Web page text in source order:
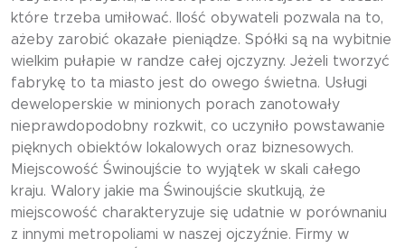
które trzeba umiłować. Ilość obywateli pozwala na to,
ażeby zarobić okazałe pieniądze. Spółki są na wybitnie
wielkim pułapie w randze całej ojczyzny. Jeżeli tworzyć
fabrykę to ta miasto jest do owego świetna. Usługi
deweloperskie w minionych porach zanotowały
nieprawdopodobny rozkwit, co uczyniło powstawanie
pięknych obiektów lokalowych oraz biznesowych.
Miejscowość Świnoujście to wyjątek w skali całego
kraju. Walory jakie ma Świnoujście skutkują, że
miejscowość charakteryzuje się udatnie w porównaniu
z innymi metropoliami w naszej ojczyźnie. Firmy w